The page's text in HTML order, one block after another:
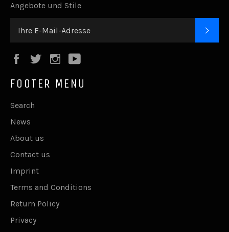
Angebote und Stile
Facebook
Twitter Instagram
FOOTER MENU
Search
News
About us
Contact us
Imprint
Terms and Conditions
Return Policy
Privacy